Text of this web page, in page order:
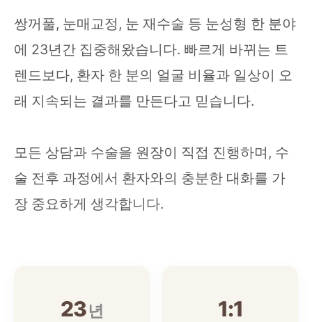
쌍꺼풀, 눈매교정, 눈 재수술 등 눈성형 한 분야
에 23년간 집중해왔습니다. 빠르게 바뀌는 트
렌드보다, 환자 한 분의 얼굴 비율과 일상이 오
래 지속되는 결과를 만든다고 믿습니다.
모든 상담과 수술을 원장이 직접 진행하며, 수
술 전후 과정에서 환자와의 충분한 대화를 가
장 중요하게 생각합니다.
23년 1:1